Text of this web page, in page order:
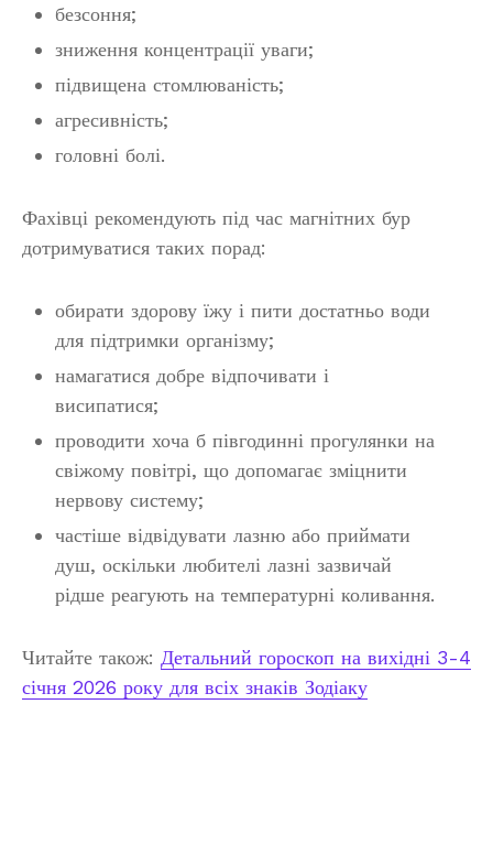
безсоння;
зниження концентрації уваги;
підвищена стомлюваність;
агресивність;
головні болі.
Фахівці рекомендують під час магнітних бур
дотримуватися таких порад:
обирати здорову їжу і пити достатньо води
для підтримки організму;
намагатися добре відпочивати і
висипатися;
проводити хоча б півгодинні прогулянки на
свіжому повітрі, що допомагає зміцнити
нервову систему;
частіше відвідувати лазню або приймати
душ, оскільки любителі лазні зазвичай
рідше реагують на температурні коливання.
Читайте також: Детальний гороскоп на вихідні 3-4
січня 2026 року для всіх знаків Зодіаку